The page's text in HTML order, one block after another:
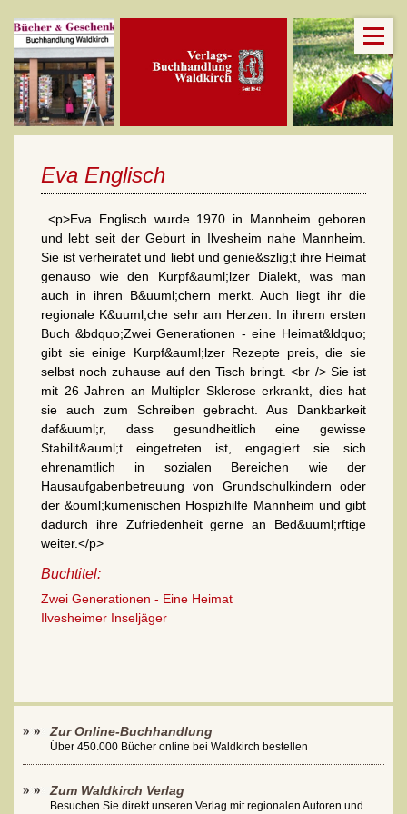
Eva Englisch
<p>Eva Englisch wurde 1970 in Mannheim geboren
und lebt seit der Geburt in Ilvesheim nahe Mannheim.
Sie ist verheiratet und liebt und genie&szlig;t ihre Heimat
genauso wie den Kurpf&auml;lzer Dialekt, was man
auch in ihren B&uuml;chern merkt. Auch liegt ihr die
regionale K&uuml;che sehr am Herzen. In ihrem ersten
Buch &bdquo;Zwei Generationen - eine Heimat&ldquo;
gibt sie einige Kurpf&auml;lzer Rezepte preis, die sie
selbst noch zuhause auf den Tisch bringt. <br /> Sie ist
mit 26 Jahren an Multipler Sklerose erkrankt, dies hat
sie auch zum Schreiben gebracht. Aus Dankbarkeit
daf&uuml;r, dass gesundheitlich eine gewisse
Stabilit&auml;t eingetreten ist, engagiert sie sich
ehrenamtlich in sozialen Bereichen wie der
Hausaufgabenbetreuung von Grundschulkindern oder
der &ouml;kumenischen Hospizhilfe Mannheim und gibt
dadurch ihre Zufriedenheit gerne an Bed&uuml;rftige
weiter.</p>
Buchtitel:
Zwei Generationen - Eine Heimat
Ilvesheimer Inseljäger
Zur Online-Buchhandlung
Über 450.000 Bücher online bei Waldkirch bestellen
Zum Waldkirch Verlag
Besuchen Sie direkt unseren Verlag mit regionalen Autoren und